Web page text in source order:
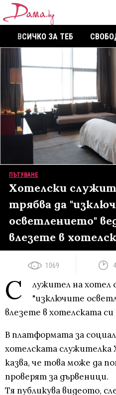
ВСИЧКО ЗА ТЕБ
ПЪТУВАНЕ
Хотелски
трябва да
осветлението"
влезете в
1069
С
лужител на хотел
"изключите
влезете в хотелската си
В платформата за
хотелската служителка
казва, че това може да
проверят за дървеници.
Тя публикува видеото,